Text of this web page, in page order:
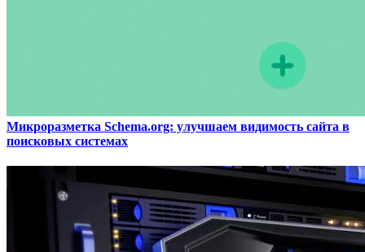
Микроразметка Schema.org: улучшаем видимость сайта в
поисковых системах